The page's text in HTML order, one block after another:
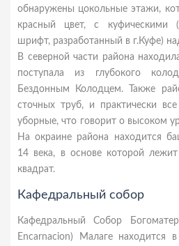
обнаружены цокольные этажи,
красный цвет, с куфическими
шрифт, разработанный в г.Куфе)
В северной части района
поступала из глубокого
Бездонным Колодцем. Также
сточных труб, и практически
уборные, что говорит о высоком
На окраине района находится
14 века, в основе которой
квадрат.
Кафедральный собор
Кафедральный Собор
Encarnacion) Малаге находится